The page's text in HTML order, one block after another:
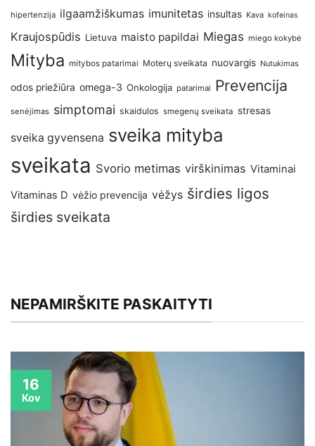
hipertenzija ilgaamžiškumas imunitetas insultas Kava kofeinas
Kraujospūdis Lietuva maisto papildai Miegas miego kokybė
Mityba mitybos patarimai Moterų sveikata nuovargis Nutukimas
odos priežiūra omega-3 Onkologija patarimai Prevencija
senėjimas simptomai skaidulos smegenų sveikata stresas
sveika gyvensena sveika mityba
sveikata Svorio metimas virškinimas Vitaminai
Vitaminas D vėžio prevencija vėžys širdies ligos
širdies sveikata
NEPAMIRŠKITE PASKAITYTI
16
Kov